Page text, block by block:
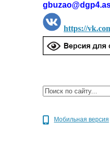
https://
Мобильная версия